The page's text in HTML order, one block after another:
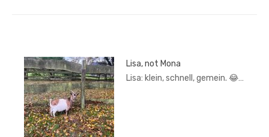
Lisa, not Mona
Lisa: klein, schnell, gemein. 😂…